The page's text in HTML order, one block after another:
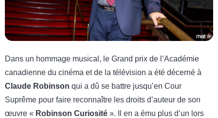
Dans un hommage musical, le Grand prix de l’Académie
canadienne du cinéma et de la télévision a été décerné à
Claude Robinson qui a dû se battre jusqu’en Cour
Suprême pour faire reconnaître les droits d’auteur de son
œuvre « Robinson Curiosité ». Il en a ému plus d’un lors